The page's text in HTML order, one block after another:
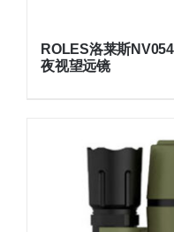
ROLES洛莱斯
夜视望远镜